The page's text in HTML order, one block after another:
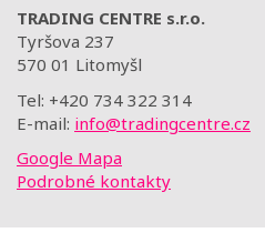
TRADING CENTRE s.r.o.
Tyršova 237
570 01 Litomyšl
Tel: +420 734 322 314
E-mail: info@tradingcentre.cz
Google Mapa
Podrobné kontakty